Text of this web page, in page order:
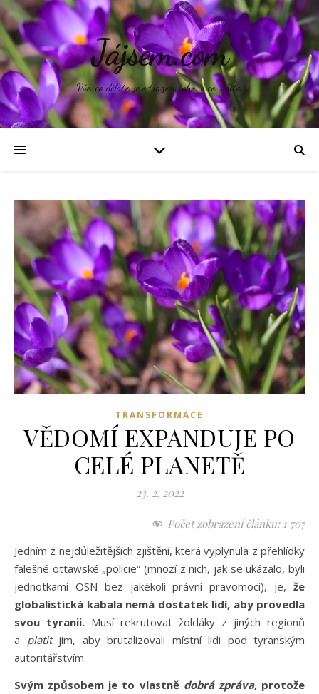
Jájsem.com
Vše, co děláte, je odrazem toho, v co věříte.
TRANSFORMACE
VĚDOMÍ EXPANDUJE PO
CELÉ PLANETĚ
23. 2. 2022
Počet zobrazení článku: 1 707
Jedním z nejdůležitějších zjištění, která vyplynula z přehlídky
falešné ottawské „policie“ (mnozí z nich, jak se ukázalo, byli
jednotkami OSN bez jakékoli právní pravomoci), je, že
globalistická kabala nemá dostatek lidí, aby provedla
svou tyranii. Musí rekrutovat žoldáky z jiných regionů
a platitjim, aby brutalizovali místní lidi pod tyranským
autoritářstvím.
Svým způsobem je to vlastně dobrá zpráva, protože